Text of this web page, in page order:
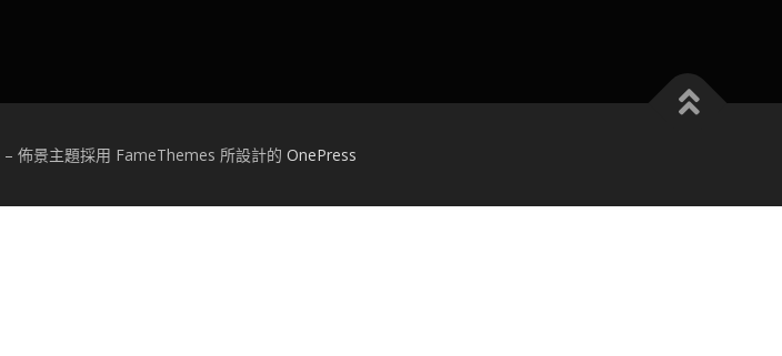
– 佈景主題採用 FameThemes 所設計的 OnePress